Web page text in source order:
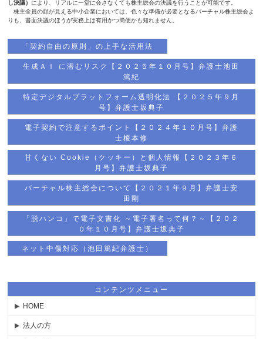
し決議） により、リアルに一堂に会さなくても株主総会の決議を行うことが可能です。
株主全員の顔が見える中小企業においては、色々な準備が必要となるバーチャル株主総会よ
りも、書面決議のほうが実務上は有用かつ簡便かも知れません。
「契約自由の原則」の上手な活用法
生成ＡＩ に潜むリスク【２０２５年１０月号】弁護士池田
篤紀
特定デジタルプラットフォーム透明化法 【２０２５年９月
号】弁護士坂典子
電子契約で注意するポイント【２０２４年１０月号】弁護
士榎本修
甘くない Cookie（クッキー）と個人情報【２０２３年６
月号】弁護士坂典子
バーチャル株主総会について【２０２１年９月】弁護士安
田剛
「脱ハンコ」で電子文書化 ～電子署名って何？～【２０２
０年１０月号】弁護士坂典子
ネット中傷対応（池田篤紀弁護士）
コンテンツメニュー
HOME
法人の方